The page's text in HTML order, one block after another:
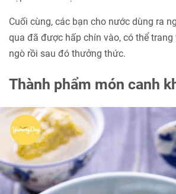
Cuối cùng, các bạn cho nước dùng ra
qua đã được hấp chín vào, có thể
ngò rồi sau đó thưởng thức.
Thành phẩm món canh